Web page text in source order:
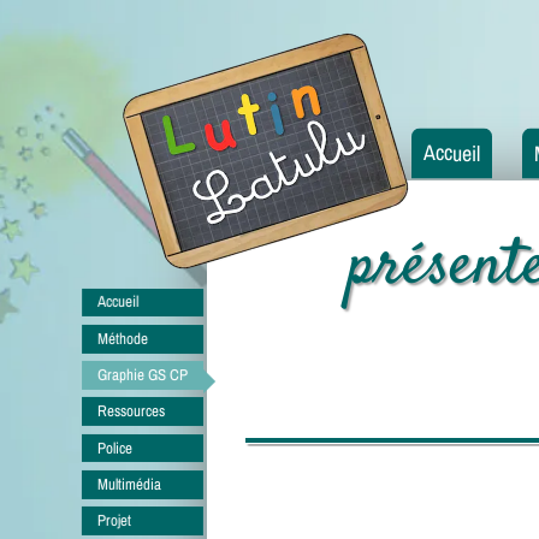
Accueil
Accueil
Méthode
Graphie GS CP
Ressources
Police
Multimédia
Projet